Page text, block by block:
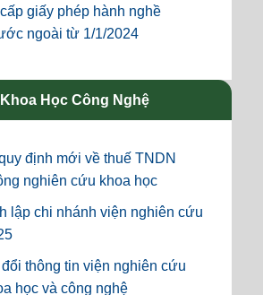
giấy phép hành nghề
ngoài từ 1/1/2024
Học Công Nghệ
định mới về thuế TNDN
nghiên cứu khoa học
lập chi nhánh viện nghiên cứu
thông tin viện nghiên cứu
học và công nghệ